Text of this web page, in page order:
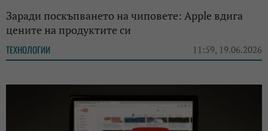
Заради поскъпването на чиповете: Apple вдига
цените на продуктите си
ТЕХНОЛОГИИ 11:59, 19.06.2026